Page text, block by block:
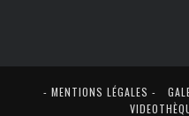
- MENTIONS LÉGALES -